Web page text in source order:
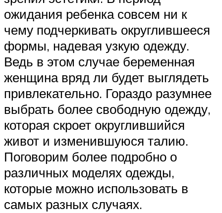
ожидания ребенка совсем ни к
чему подчеркивать округлившееся
формы, надевая узкую одежду.
Ведь в этом случае беременная
женщина вряд ли будет выглядеть
привлекательно. Гораздо разумнее
выбрать более свободную одежду,
которая скроет округлившийся
живот и изменившуюся талию.
Поговорим более подробно о
различных моделях одежды,
которые можно использовать в
самых разных случаях.